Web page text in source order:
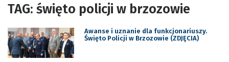
TAG: święto policji w brzozowie
Awanse i uznanie dla funkcjonariuszy.
Święto Policji w Brzozowie (ZDJĘCIA)